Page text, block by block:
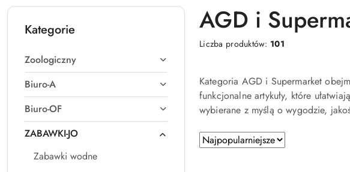
Kategorie
Zoologiczny
Biuro-A
Biuro-OF
ZABAWKI-JO
Zabawki wodne
AGD i
Liczba produktów: 101
Kategoria AGD i Supermarket
funkcjonalne artykuły, które
wybierane z myślą o wygodzie,
Zastosowano sortowanie: Najpopularniejsze.
Sortuj
według